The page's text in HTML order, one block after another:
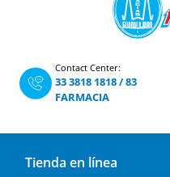
Contact Center:
33 3818 1818/83
FARMACIA
Tienda en línea